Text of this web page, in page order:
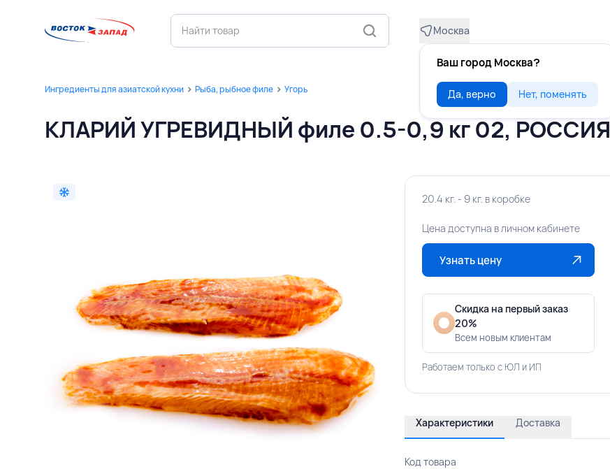
Москва
Ваш город Москва?
Да, верно Нет, поменять
Ингредиенты для азиатской кухни Рыба, рыбное филе Угорь
КЛАРИЙ УГРЕВИДНЫЙ филе 0.5-0,9 кг 02, РОССИЯ
20.4 кг. - 9 кг. в коробке
Цена доступна в личном кабинете
Узнать цену
Скидка на первый заказ
20%
Всем новым клиентам
Работаем только с ЮЛ и ИП
Характеристики Доставка
Код товара